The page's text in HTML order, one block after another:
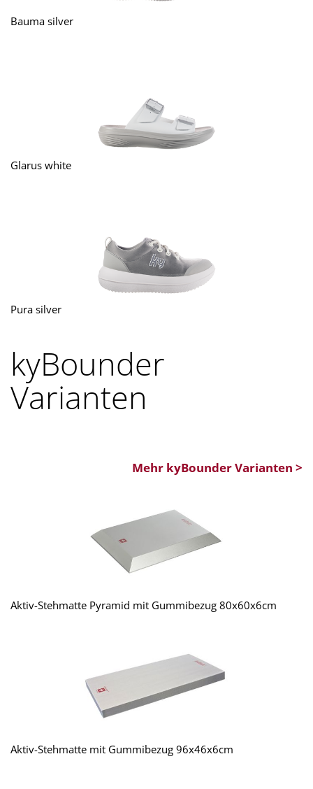
Bauma silver
Glarus white
Pura silver
kyBounder
Varianten
Mehr kyBounder Varianten >
Aktiv-Stehmatte Pyramid mit Gummibezug 80x60x6cm
Aktiv-Stehmatte mit Gummibezug 96x46x6cm